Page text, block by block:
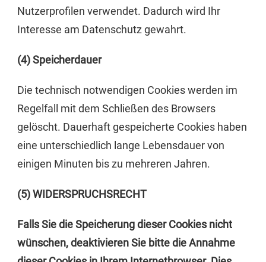
Nutzerprofilen verwendet. Dadurch wird Ihr
Interesse am Datenschutz gewahrt.
(4) Speicherdauer
Die technisch notwendigen Cookies werden im
Regelfall mit dem Schließen des Browsers
gelöscht. Dauerhaft gespeicherte Cookies haben
eine unterschiedlich lange Lebensdauer von
einigen Minuten bis zu mehreren Jahren.
(5) WIDERSPRUCHSRECHT
Falls Sie die Speicherung dieser Cookies nicht
wünschen, deaktivieren Sie bitte die Annahme